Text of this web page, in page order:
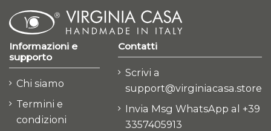
Informazioni e
supporto
Chi siamo
Termini e
condizioni
Contatti
Scrivi a
support@virginiacasa.store
Invia Msg WhatsApp al +39
3357405913